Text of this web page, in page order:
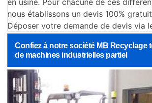
en usine. Pour chacune de ces
nous établissons un devis 100%
Déposer votre demande de devis via
Confiez à notre société MB Recyclage
de machines industrielles partiel